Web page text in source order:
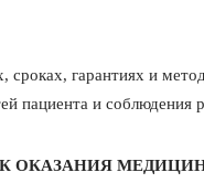
гарантиях и
пациента и соблюдения
ОКАЗАНИЯ